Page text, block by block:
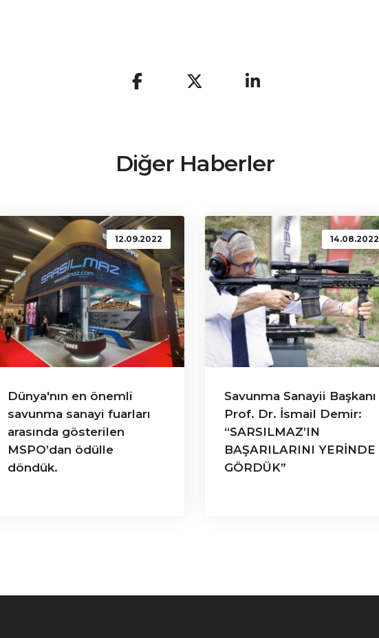
Diğer Haberler
12.09.2022
Dünya'nın en önemli
savunma sanayi fuarları
arasında gösterilen
MSPO’dan ödülle
döndük.
14.08.2022
Savunma Sanayii Başkanı
Prof. Dr. İsmail Demir:
“SARSILMAZ’IN
BAŞARILARINI YERİNDE
GÖRDÜK”